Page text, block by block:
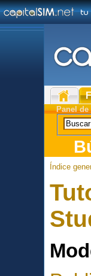
Panel
Índice